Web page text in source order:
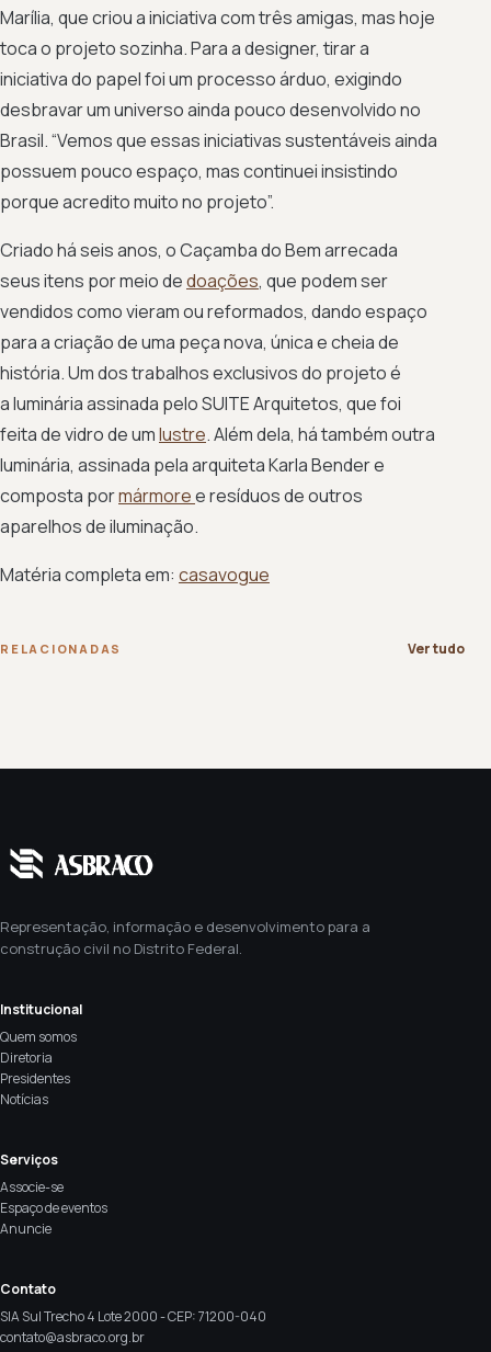
Marília, que criou a iniciativa com três amigas, mas hoje
toca o projeto sozinha. Para a designer, tirar a
iniciativa do papel foi um processo árduo, exigindo
desbravar um universo ainda pouco desenvolvido no
Brasil. “Vemos que essas iniciativas sustentáveis ainda
possuem pouco espaço, mas continuei insistindo
porque acredito muito no projeto”.
Criado há seis anos, o Caçamba do Bem arrecada
seus itens por meio dedoações, que podem ser
vendidos como vieram ou reformados, dando espaço
para a criação de uma peça nova, única e cheia de
história. Um dos trabalhos exclusivos do projeto é
a luminária assinada pelo SUITE Arquitetos, que foi
feita de vidro de umlustre. Além dela, há também outra
luminária, assinada pela arquiteta Karla Bender e
composta pormármoree resíduos de outros
aparelhos de iluminação.
Matéria completa em: casavogue
RELACIONADAS Ver tudo
Representação, informação e desenvolvimento para a
construção civil no Distrito Federal.
Institucional
Quem somos
Diretoria
Presidentes
Notícias
Serviços
Associe-se
Espaço de eventos
Anuncie
Contato
SIA Sul Trecho 4 Lote 2000 - CEP: 71200-040
contato@asbraco.org.br